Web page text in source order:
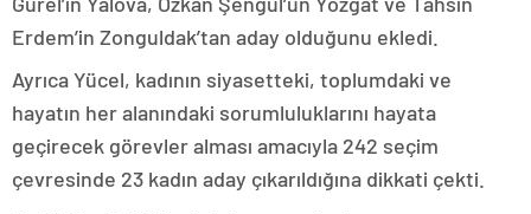
Erdem’in Zonguldak’tan aday olduğunu ekledi.
Ayrıca Yücel, kadının siyasetteki, toplumdaki ve
hayatın her alanındaki sorumluluklarını hayata
geçirecek görevler alması amacıyla 242 seçim
çevresinde 23 kadın aday çıkarıldığına dikkati çekti.